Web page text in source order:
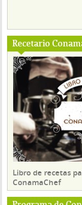
Recetario
Libro de recetas
ConamaChef